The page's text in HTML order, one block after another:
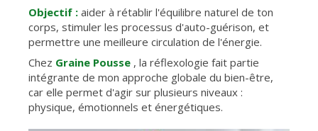
Objectif : aider à rétablir l'équilibre naturel de ton
corps, stimuler les processus d'auto-guérison, et
permettre une meilleure circulation de l'énergie.
Chez Graine Pousse , la réflexologie fait partie
intégrante de mon approche globale du bien-être,
car elle permet d'agir sur plusieurs niveaux :
physique, émotionnels et énergétiques.